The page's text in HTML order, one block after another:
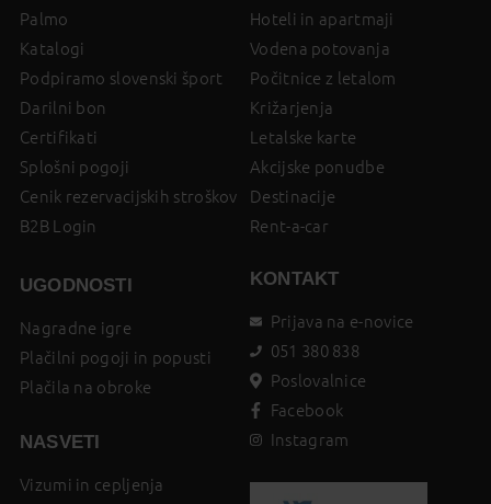
Palmo
Katalogi
Podpiramo slovenski šport
Darilni bon
Certifikati
Splošni pogoji
Cenik rezervacijskih stroškov
B2B Login
UGODNOSTI
Nagradne igre
Plačilni pogoji in popusti
Plačila na obroke
NASVETI
Vizumi in cepljenja
Hoteli in apartmaji
Vodena potovanja
Počitnice z letalom
Križarjenja
Letalske karte
Akcijske ponudbe
Destinacije
Rent-a-car
KONTAKT
Prijava na e-novice
051 380 838
Poslovalnice
Facebook
Instagram